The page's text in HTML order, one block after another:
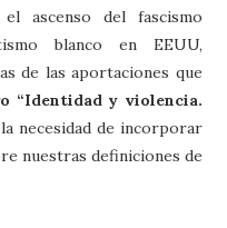
ascenso del fascismo
blanco en EEUU,
de las aportaciones que
“Identidad y violencia.
necesidad de incorporar
nuestras definiciones de